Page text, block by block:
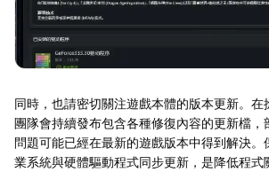
同時，也請密切關注遊戲本體的版本更新。在
團隊會持續發布包含各種修復內容的更新檔，
問題可能已經在最新的遊戲版本中得到解決。
業系統與硬體驅動程式同步更新，是降低程式